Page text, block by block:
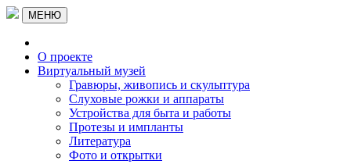
МЕНЮ
О проекте
Виртуальный музей
Гравюры, живопись и скульптура
Слуховые рожки и аппараты
Устройства для быта и работы
Протезы и импланты
Литература
Фото и открытки